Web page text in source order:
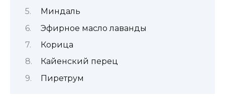
Миндаль
Эфирное масло лаванды
Корица
Кайенский перец
Пиретрум